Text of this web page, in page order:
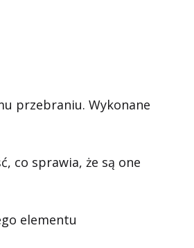
przebraniu. Wykonane
co sprawia, że są one
elementu